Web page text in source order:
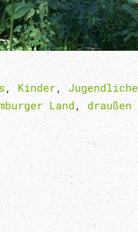
, Kinder,Jugendliche
Land , draußen